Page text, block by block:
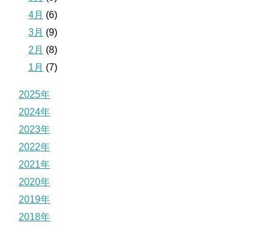
4月 (6)
3月 (9)
2月 (8)
1月 (7)
2025年
2024年
2023年
2022年
2021年
2020年
2019年
2018年